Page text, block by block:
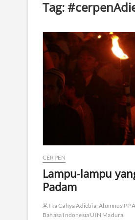
Tag:
CERPEN
Lampu-lampu
Padam
Ika Cahya Adiebia, Alumnus PP
Bahasa Indonesia UIN Madura.